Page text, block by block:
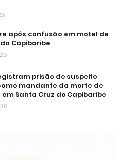
após confusão em motel de
Capibaribe
prisão de suspeito
mandante da morte de
Santa Cruz do Capibaribe